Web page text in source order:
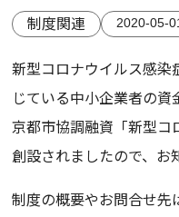
制度関連 2020-05-
新型コロナウイルス感染
じている中小企業者の資
京都市協調融資「新型コ
創設されましたので、お
制度の概要やお問合せ先